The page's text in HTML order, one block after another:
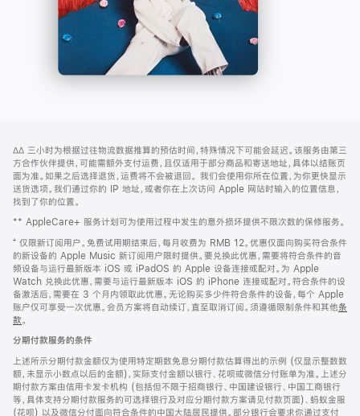
页
页
脚
注
∆∆ 三小时为根据过往物流数据推算的预估时间，特殊情况下可能会延迟。该服务由第三
方合作伙伴提供，可能需额外支付运费，且仅适用于部分商品和寄送地址，具体以结账页
面为准。如果之后选择退货，运费将不会被退回。 我们会使用你所在位置，为你更快显示
送货选项。我们通过你的 IP 地址，或者你在上次访问 Apple 网站时输入的位置信息，
找到了你的位置。
** AppleCare+ 服务计划可为使用过程中发生的意外损坏提供不限次数的保修服务。
⁺ 仅限新订阅用户。免费试用期结束后，每月收费为 RMB 12。优惠仅面向购买符合条件
的新设备的 Apple Music 新订阅用户限时提供。要兑换此优惠，需要将符合条件的音
频设备与运行最新版本 iOS 或 iPadOS 的 Apple 设备连接或配对。为 Apple
Watch 兑换此优惠，需要与运行最新版本 iOS 的 iPhone 连接或配对。符合条件的设
备激活后，需要在 3 个月内领取此优惠。无论购买多少件符合条件的设备，每个 Apple
账户仅可享受一次优惠。会员方案将自动续订，直至取消订阅。须遵循限制条件和其他条
款。
窗
口
中
打
开)
分期付款服务的条件
上述所示分期付款金额仅为使用特定期数免息分期付款估算得出的示例 (仅显示整数数
额，未显示小数点以后的金额)，实际支付金额以银行、花呗或微信分付账单为准。上述分
期付款方案由信用卡发卡机构 (包括但不限于招商银行、中国建设银行、中国工商银行
等，具体支持分期付款服务的可选择银行及对应分期付款方案请见付款页面)、蚂蚁金服
(花呗) 以及微信分付面向符合条件的中国大陆居民提供。部分银行会要求你通过支付